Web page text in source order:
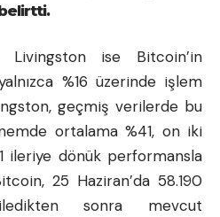
ise Bitcoin’in
%16 üzerinde işlem
geçmiş verilerde bu
ortalama %41, on iki
ileriye dönük performansla
25 Haziran’da 58.190
sonra mevcut